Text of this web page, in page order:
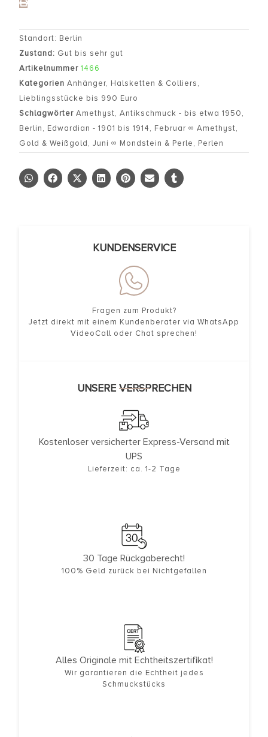
Standort: Berlin
Zustand: Gut bis sehr gut
Artikelnummer 1466
Kategorien Anhänger, Halsketten & Colliers,
Lieblingsstücke bis 990 Euro
Schlagwörter Amethyst, Antikschmuck - bis etwa 1950,
Berlin, Edwardian - 1901 bis 1914, Februar ∞ Amethyst,
Gold & Weißgold, Juni ∞ Mondstein & Perle, Perlen
KUNDENSERVICE
Fragen zum Produkt?
Jetzt direkt mit einem Kundenberater via WhatsApp
VideoCall oder Chat sprechen!
UNSERE VERSPRECHEN
Kostenloser versicherter Express-Versand mit
UPS
Lieferzeit: ca. 1-2 Tage
30 Tage Rückgaberecht!
100% Geld zurück bei Nichtgefallen
Alles Originale mit Echtheitszertifikat!
Wir garantieren die Echtheit jedes
Schmuckstücks